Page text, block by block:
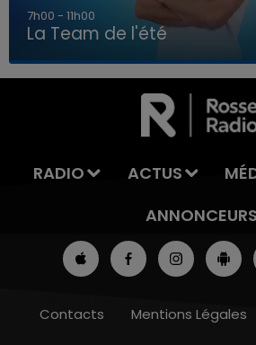
LA TEAM DE L'ÉTÉ
7h00 - 11h00
La Team de l'été
RADIO ACTUS
ANNONCEURS
Contacts Mentions Légales